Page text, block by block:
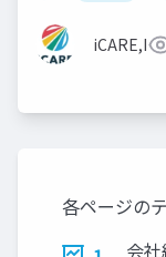
iCARE,Inc
各ページの
会